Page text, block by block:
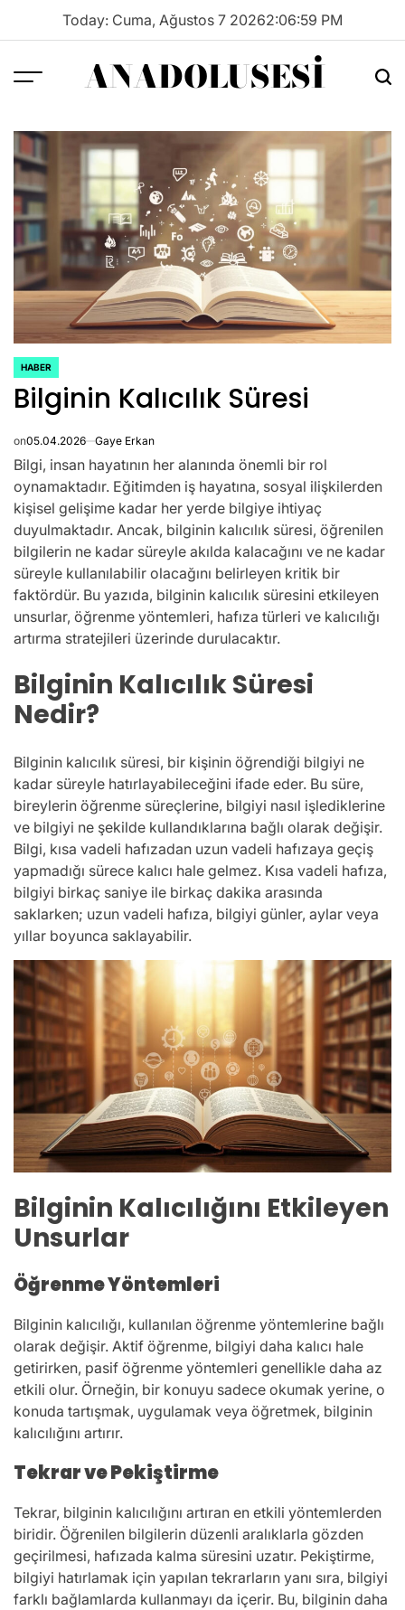
Today: Cuma, Ağustos 7 20262:07:01 PM
Menu ANADOLUSESI
POSTED
IN
HABER
Bilginin Kalıcılık Süresi
on05.04.2026 Gaye Erkan
Bilgi, insan hayatının her alanında önemli bir rol
oynamaktadır. Eğitimden iş hayatına, sosyal ilişkilerden
kişisel gelişime kadar her yerde bilgiye ihtiyaç
duyulmaktadır. Ancak, bilginin kalıcılık süresi, öğrenilen
bilgilerin ne kadar süreyle akılda kalacağını ve ne kadar
süreyle kullanılabilir olacağını belirleyen kritik bir
faktördür. Bu yazıda, bilginin kalıcılık süresini etkileyen
unsurlar, öğrenme yöntemleri, hafıza türleri ve kalıcılığı
artırma stratejileri üzerinde durulacaktır.
Bilginin Kalıcılık Süresi
Nedir?
Bilginin kalıcılık süresi, bir kişinin öğrendiği bilgiyi ne
kadar süreyle hatırlayabileceğini ifade eder. Bu süre,
bireylerin öğrenme süreçlerine, bilgiyi nasıl işlediklerine
ve bilgiyi ne şekilde kullandıklarına bağlı olarak değişir.
Bilgi, kısa vadeli hafızadan uzun vadeli hafızaya geçiş
yapmadığı sürece kalıcı hale gelmez. Kısa vadeli hafıza,
bilgiyi birkaç saniye ile birkaç dakika arasında
saklarken; uzun vadeli hafıza, bilgiyi günler, aylar veya
yıllar boyunca saklayabilir.
Bilginin Kalıcılığını Etkileyen
Unsurlar
Öğrenme Yöntemleri
Bilginin kalıcılığı, kullanılan öğrenme yöntemlerine bağlı
olarak değişir. Aktif öğrenme, bilgiyi daha kalıcı hale
getirirken, pasif öğrenme yöntemleri genellikle daha az
etkili olur. Örneğin, bir konuyu sadece okumak yerine, o
konuda tartışmak, uygulamak veya öğretmek, bilginin
kalıcılığını artırır.
Tekrar ve Pekiştirme
Tekrar, bilginin kalıcılığını artıran en etkili yöntemlerden
biridir. Öğrenilen bilgilerin düzenli aralıklarla gözden
geçirilmesi, hafızada kalma süresini uzatır. Pekiştirme,
bilgiyi hatırlamak için yapılan tekrarların yanı sıra, bilgiyi
farklı bağlamlarda kullanmayı da içerir. Bu, bilginin daha